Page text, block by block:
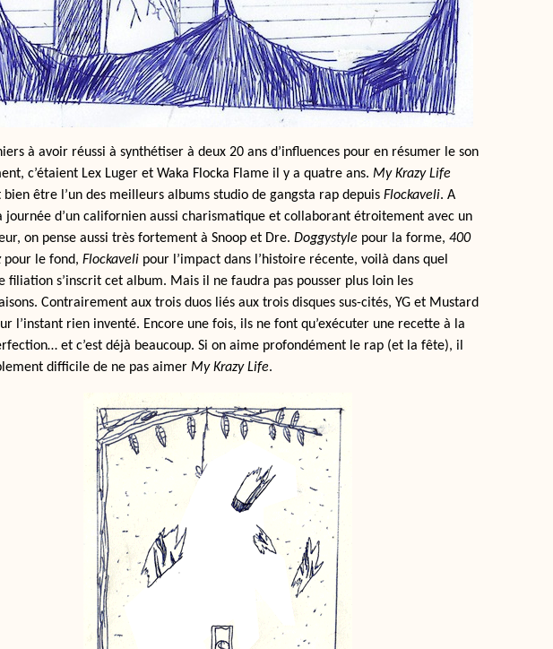
à avoir réussi à synthétiser à deux 20 ans d’influences pour en résumer le son
c’étaient Lex Luger et Waka Flocka Flame il y a quatre ans. My Krazy Life
être l’un des meilleurs albums studio de gangsta rap depuis Flockaveli. A
journée d’un californien aussi charismatique et collaborant étroitement avec un
on pense aussi très fortement à Snoop et Dre. Doggystyle pour la forme, 400
pour le fond, Flockaveli pour l’impact dans l’histoire récente, voilà dans quel
filiation s’inscrit cet album. Mais il ne faudra pas pousser plus loin les
Contrairement aux trois duos liés aux trois disques sus-cités, YG et Mustard
l’instant rien inventé. Encore une fois, ils ne font qu’exécuter une recette à la
et c’est déjà beaucoup. Si on aime profondément le rap (et la fête), il
difficile de ne pas aimer My Krazy Life.